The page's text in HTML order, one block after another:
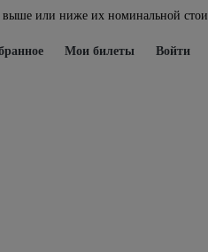
или ниже их номинальной
Мои билеты Войти